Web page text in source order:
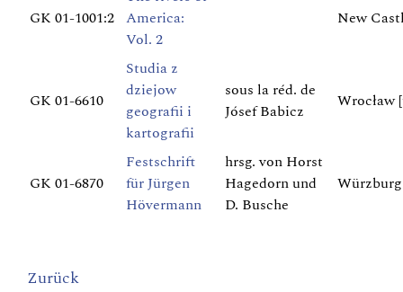
GK 01-1001:2 America:
Vol. 2
New
GK 01-6610
Studia z
dziejow
geografii i
kartografii
sous la réd. de
Jósef Babicz
Wrocław
GK 01-6870
Festschrift
für Jürgen
Hövermann
hrsg. von Horst
Hagedorn und
D. Busche
Zurück